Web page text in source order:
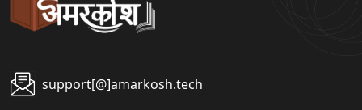
support[@]amarkosh.tech